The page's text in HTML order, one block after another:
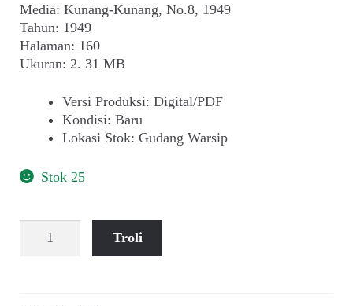
Media: Kunang-Kunang, No.8, 1949
Tahun: 1949
Halaman: 160
Ukuran: 2. 31 MB
Versi Produksi: Digital/PDF
Kondisi: Baru
Lokasi Stok: Gudang Warsip
Stok 25
Nasjah
Troli